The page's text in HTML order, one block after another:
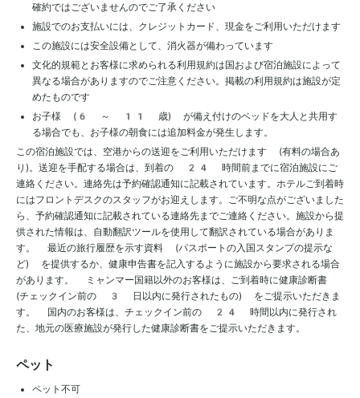
確約ではございませんのでご了承ください
施設でのお支払いには、クレジットカード、現金をご利用いただけます
この施設には安全設備として、消火器が備わっています
文化的規範とお客様に求められる利用規約は国および宿泊施設によって
異なる場合がありますのでご注意ください。掲載の利用規約は施設が定
めたものです
お子様 (6 ～ 11 歳) が備え付けのベッドを大人と共用す
る場合でも、お子様の朝食には追加料金が発生します。
この宿泊施設では、空港からの送迎をご利用いただけます (有料の場合あ
り)。送迎を手配する場合は、到着の 24 時間前までに宿泊施設にご
連絡ください。連絡先は予約確認通知に記載されています。ホテルご到着時
にはフロントデスクのスタッフがお迎えします。ご不明な点がございました
ら、予約確認通知に記載されている連絡先までご連絡ください。施設から提
供された情報は、自動翻訳ツールを使用して翻訳されている場合がありま
す。 最近の旅行履歴を示す資料 (パスポートの入国スタンプの提示な
ど) を提供するか、健康申告書を記入するように施設から要求される場合
があります。 ミャンマー国籍以外のお客様は、ご到着時に健康診断書
(チェックイン前の 3 日以内に発行されたもの) をご提示いただきま
す。 国内のお客様は、チェックイン前の 24 時間以内に発行され
た、地元の医療施設が発行した健康診断書をご提示いただきます。
ペット
ペット不可